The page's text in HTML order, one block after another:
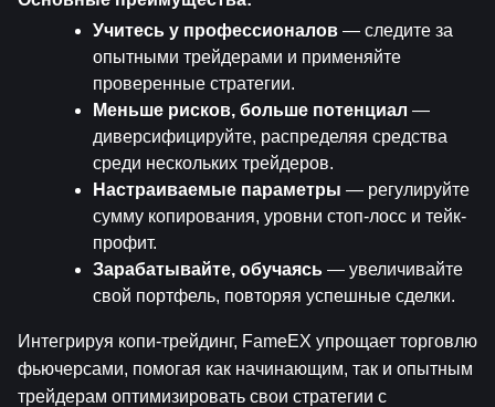
Учитесь у профессионалов — следите за
опытными трейдерами и применяйте
проверенные стратегии.
Меньше рисков, больше потенциал —
диверсифицируйте, распределяя средства
среди нескольких трейдеров.
Настраиваемые параметры — регулируйте
сумму копирования, уровни стоп-лосс и тейк-
профит.
Зарабатывайте, обучаясь — увеличивайте
свой портфель, повторяя успешные сделки.
Интегрируя копи-трейдинг, FameEX упрощает торговлю
фьючерсами, помогая как начинающим, так и опытным
трейдерам оптимизировать свои стратегии с